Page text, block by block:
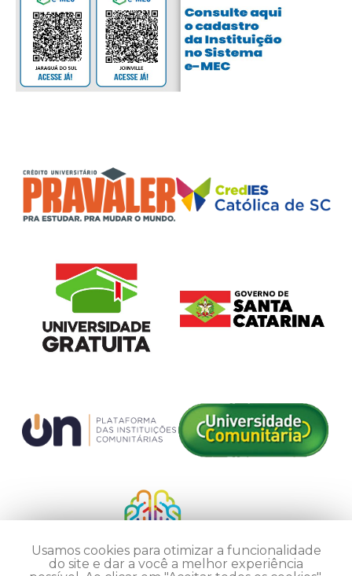
Usamos cookies para otimizar a funcionalidade
do site e dar a você a melhor experiência